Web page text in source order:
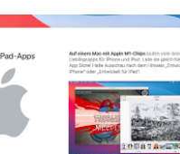
dem
App
Store